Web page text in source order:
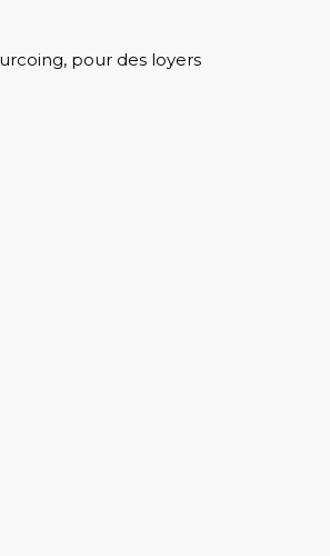
pour des loyers